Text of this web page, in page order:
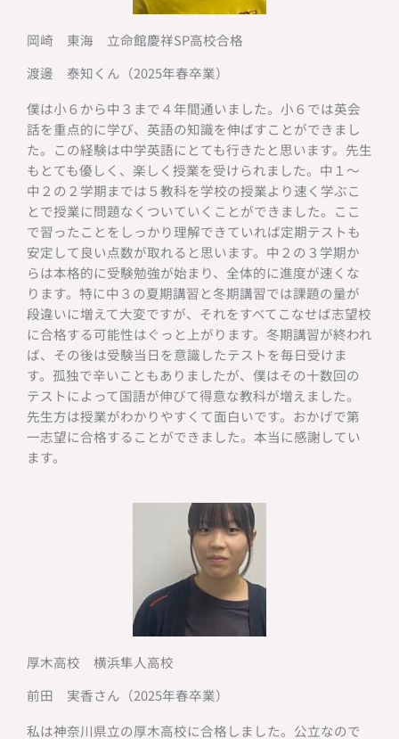
岡崎 東海 立命館慶祥SP高校合格
渡邊 泰知くん（2025年春卒業）
僕は小６から中３まで４年間通いました。小６では英会
話を重点的に学び、英語の知識を伸ばすことができまし
た。この経験は中学英語にとても行きたと思います。先生
もとても優しく、楽しく授業を受けられました。中１～
中２の２学期までは５教科を学校の授業より速く学ぶこ
とで授業に問題なくついていくことができました。ここ
で習ったことをしっかり理解できていれば定期テストも
安定して良い点数が取れると思います。中２の３学期か
らは本格的に受験勉強が始まり、全体的に進度が速くな
ります。特に中３の夏期講習と冬期講習では課題の量が
段違いに増えて大変ですが、それをすべてこなせば志望校
に合格する可能性はぐっと上がります。冬期講習が終われ
ば、その後は受験当日を意識したテストを毎日受けま
す。孤独で辛いこともありましたが、僕はその十数回の
テストによって国語が伸びて得意な教科が増えました。
先生方は授業がわかりやすくて面白いです。おかげで第
一志望に合格することができました。本当に感謝してい
ます。
厚木高校 横浜隼人高校
前田 実香さん（2025年春卒業）
私は神奈川県立の厚木高校に合格しました。公立なので